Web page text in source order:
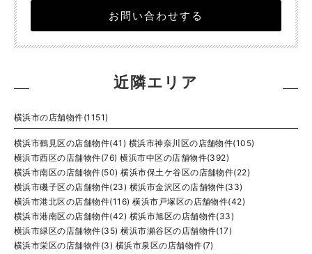
お問い合わせする
近隣エリア
横浜市の店舗物件(1151)
横浜市鶴見区の店舗物件(41) 横浜市神奈川区の店舗物件(105)
横浜市西区の店舗物件(76) 横浜市中区の店舗物件(392)
横浜市南区の店舗物件(50) 横浜市保土ケ谷区の店舗物件(22)
横浜市磯子区の店舗物件(23) 横浜市金沢区の店舗物件(33)
横浜市港北区の店舗物件(116) 横浜市戸塚区の店舗物件(42)
横浜市港南区の店舗物件(42) 横浜市旭区の店舗物件(33)
横浜市緑区の店舗物件(35) 横浜市瀬谷区の店舗物件(17)
横浜市栄区の店舗物件(3) 横浜市泉区の店舗物件(7)